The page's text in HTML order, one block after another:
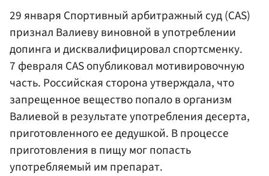
29 января Спортивный арбитражный суд (CAS)
признал Валиеву виновной в употреблении
допинга и дисквалифицировал спортсменку.
7 февраля CAS опубликовал мотивировочную
часть. Российская сторона утверждала, что
запрещенное вещество попало в организм
Валиевой в результате употребления десерта,
приготовленного ее дедушкой. В процессе
приготовления в пищу мог попасть
употребляемый им препарат.